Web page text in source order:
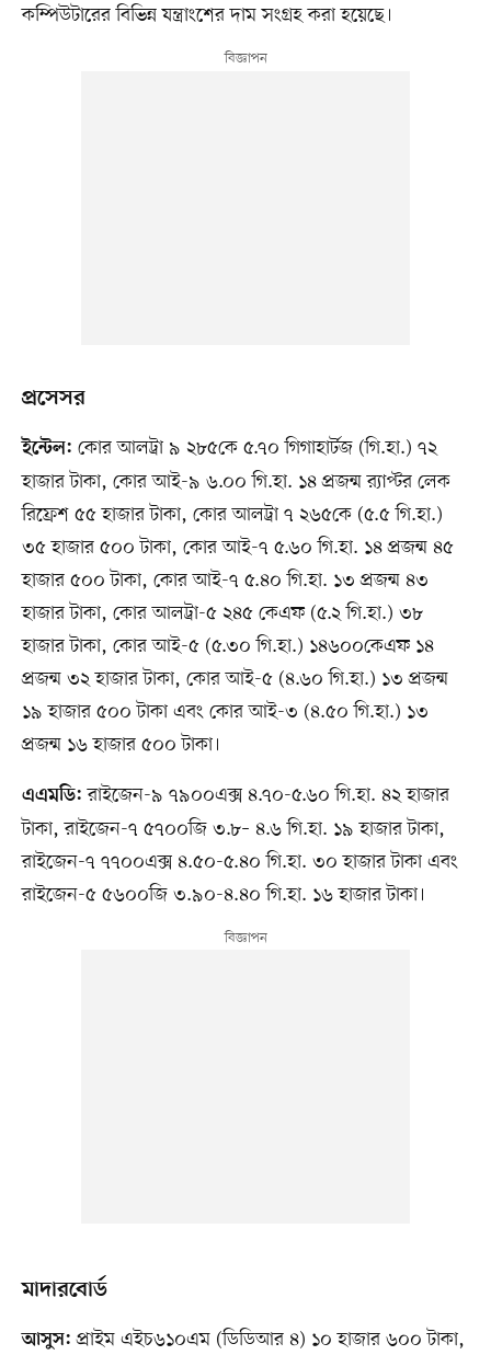
কম্পিউটারের বিভিন্ন যন্ত্রাংশের দাম সংগ্রহ করা হয়েছে।
প্রসেসর
ইন্টেল: কোর আলট্রা ৯ ২৮৫কে ৫.৭০ গিগাহার্টজ (গি.হা.) ৭২
হাজার টাকা, কোর আই-৯ ৬.০০ গি.হা. ১৪ প্রজন্ম র‍্যাপ্টর লেক
রিফ্রেশ ৫৫ হাজার টাকা, কোর আলট্রা ৭ ২৬৫কে (৫.৫ গি.হা.)
৩৫ হাজার ৫০০ টাকা, কোর আই-৭ ৫.৬০ গি.হা. ১৪ প্রজন্ম ৪৫
হাজার ৫০০ টাকা, কোর আই-৭ ৫.৪০ গি.হা. ১৩ প্রজন্ম ৪৩
হাজার টাকা, কোর আলট্রা-৫ ২৪৫ কেএফ (৫.২ গি.হা.) ৩৮
হাজার টাকা, কোর আই-৫ (৫.৩০ গি.হা.) ১৪৬০০কেএফ ১৪
প্রজন্ম ৩২ হাজার টাকা, কোর আই-৫ (৪.৬০ গি.হা.) ১৩ প্রজন্ম
১৯ হাজার ৫০০ টাকা এবং কোর আই-৩ (৪.৫০ গি.হা.) ১৩
প্রজন্ম ১৬ হাজার ৫০০ টাকা।
এএমডি: রাইজেন-৯ ৭৯০০এক্স ৪.৭০-৫.৬০ গি.হা. ৪২ হাজার
টাকা, রাইজেন-৭ ৫৭০০জি ৩.৮– ৪.৬ গি.হা. ১৯ হাজার টাকা,
রাইজেন-৭ ৭৭০০এক্স ৪.৫০-৫.৪০ গি.হা. ৩০ হাজার টাকা এবং
রাইজেন-৫ ৫৬০০জি ৩.৯০-৪.৪০ গি.হা. ১৬ হাজার টাকা।
মাদারবোর্ড
আসুস: প্রাইম এইচ৬১০এম (ডিডিআর ৪) ১০ হাজার ৬০০ টাকা,